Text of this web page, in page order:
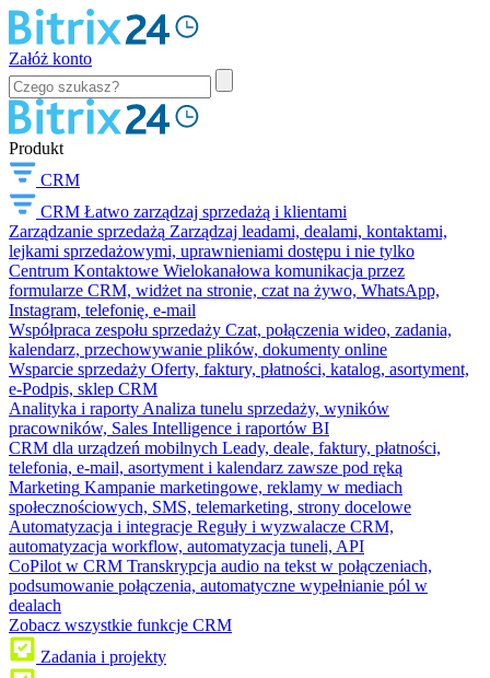
Załóż konto
Produkt
CRM
CRM Łatwo zarządzaj sprzedażą i klientami
Zarządzanie sprzedażą Zarządzaj leadami, dealami, kontaktami,
lejkami sprzedażowymi, uprawnieniami dostępu i nie tylko
Centrum Kontaktowe Wielokanałowa komunikacja przez
formularze CRM, widżet na stronie, czat na żywo, WhatsApp,
Instagram, telefonię, e-mail
Współpraca zespołu sprzedaży Czat, połączenia wideo, zadania,
kalendarz, przechowywanie plików, dokumenty online
Wsparcie sprzedaży Oferty, faktury, płatności, katalog, asortyment,
e-Podpis, sklep CRM
Analityka i raporty Analiza tunelu sprzedaży, wyników
pracowników, Sales Intelligence i raportów BI
CRM dla urządzeń mobilnych Leady, deale, faktury, płatności,
telefonia, e-mail, asortyment i kalendarz zawsze pod ręką
Marketing Kampanie marketingowe, reklamy w mediach
społecznościowych, SMS, telemarketing, strony docelowe
Automatyzacja i integracje Reguły i wyzwalacze CRM,
automatyzacja workflow, automatyzacja tuneli, API
CoPilot w CRM Transkrypcja audio na tekst w połączeniach,
podsumowanie połączenia, automatyczne wypełnianie pól w
dealach
Zobacz wszystkie funkcje CRM
Zadania i projekty